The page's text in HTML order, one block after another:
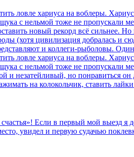
ловле хариуса на воблеры.
с нельмой тоже не
новый рекорд всё сильнее.
(хотя цивилизация добралась и
и коллеги-рыболовы.
ловле хариуса на воблеры.
с нельмой тоже не
и незатейливый, но понравиться
на колокольчик, ставить
Если в первый мой выезд
увидел и первую судачью